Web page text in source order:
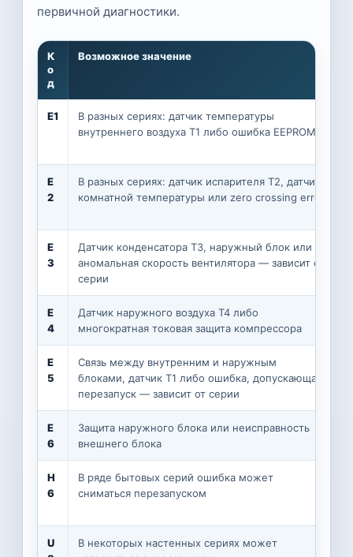
первичной диагностики.
К
о
д
Возможное значение
E1
В разных сериях: датчик температуры
внутреннего воздуха T1 либо ошибка EEPROM
E
2
В разных сериях: датчик испарителя T2, датчик
комнатной температуры или zero crossing error
E
3
Датчик конденсатора T3, наружный блок или
аномальная скорость вентилятора — зависит от
серии
E
4
Датчик наружного воздуха T4 либо
многократная токовая защита компрессора
E
5
Связь между внутренним и наружным
блоками, датчик T1 либо ошибка, допускающая
перезапуск — зависит от серии
E
6
Защита наружного блока или неисправность
внешнего блока
H
6
В ряде бытовых серий ошибка может
сниматься перезапуском
U
В некоторых настенных сериях может